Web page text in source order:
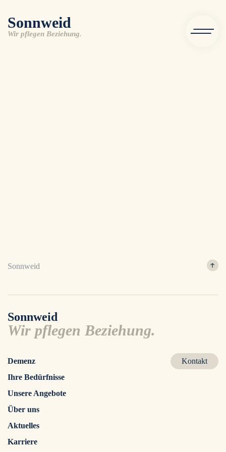
Sonnweid
Wir pflegen Beziehung.
Sonnweid
Sonnweid
Wir pflegen Beziehung.
Demenz
Ihre Bedürfnisse
Unsere Angebote
Über uns
Aktuelles
Karriere
Kontakt